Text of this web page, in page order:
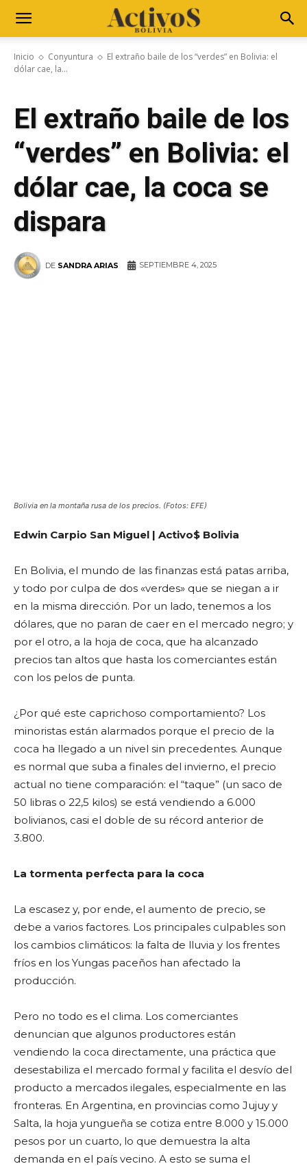
Inicio Conyuntura
El extraño baile de los “verdes” en Bolivia: el
dólar cae, la...
El extraño baile de los
“verdes” en Bolivia: el
dólar cae, la coca se
dispara
DE SANDRA ARIAS SEPTIEMBRE 4, 2025
Bolivia en la montaña rusa de los precios. (Fotos: EFE)
Edwin Carpio San Miguel | Activo$ Bolivia
En Bolivia, el mundo de las finanzas está patas arriba,
y todo por culpa de dos «verdes» que se niegan a ir
en la misma dirección. Por un lado, tenemos a los
dólares, que no paran de caer en el mercado negro; y
por el otro, a la hoja de coca, que ha alcanzado
precios tan altos que hasta los comerciantes están
con los pelos de punta.
¿Por qué este caprichoso comportamiento? Los
minoristas están alarmados porque el precio de la
coca ha llegado a un nivel sin precedentes. Aunque
es normal que suba a finales del invierno, el precio
actual no tiene comparación: el “taque” (un saco de
50 libras o 22,5 kilos) se está vendiendo a 6.000
bolivianos, casi el doble de su récord anterior de
3.800.
La tormenta perfecta para la coca
La escasez y, por ende, el aumento de precio, se
debe a varios factores. Los principales culpables son
los cambios climáticos: la falta de lluvia y los frentes
fríos en los Yungas paceños han afectado la
producción.
Pero no todo es el clima. Los comerciantes
denuncian que algunos productores están
vendiendo la coca directamente, una práctica que
desestabiliza el mercado formal y facilita el desvío del
producto a mercados ilegales, especialmente en las
fronteras. En Argentina, en provincias como Jujuy y
Salta, la hoja yungueña se cotiza entre 8.000 y 15.000
pesos por un cuarto, lo que demuestra la alta
demanda en el país vecino. A esto se suma el